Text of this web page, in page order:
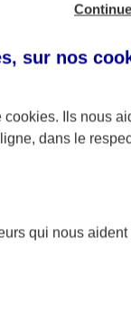
AXA Banque
sur nos
cookies. Ils nous
dans le
qui nous